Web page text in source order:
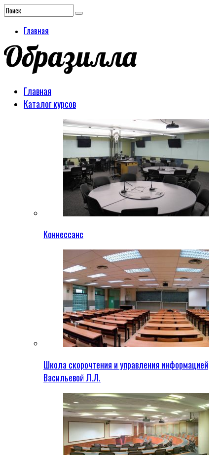
Главная
Главная
Каталог курсов
Коннессанс
Школа скорочтения и управления информацией
Васильевой Л.Л.